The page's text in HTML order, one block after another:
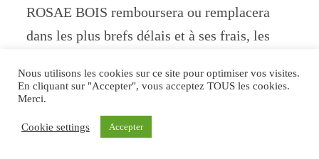
ROSAE BOIS remboursera ou remplacera
dans les plus brefs délais et à ses frais, les
ou les vices apparents ou cachés auront été
dûment prouvés par le client, dans les
conditions prévues aux articles L 217-4 et
Nous utilisons les cookies sur ce site pour optimiser vos visites.
En cliquant sur "Accepter", vous acceptez TOUS les cookies.
Merci.
Cookie settings Accepter